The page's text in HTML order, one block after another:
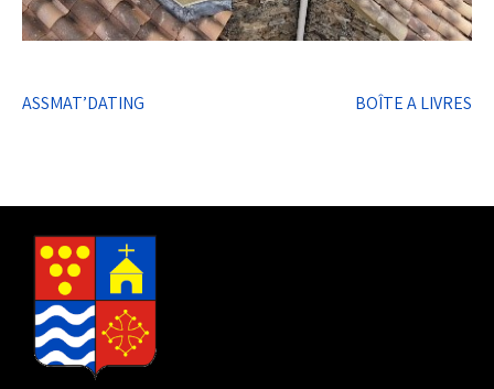
Navigation
ASSMAT’DATING BOÎTE A LIVRES